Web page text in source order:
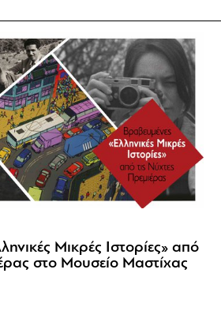
Μικρές Ιστορίες» από
στο Μουσείο Μαστίχας